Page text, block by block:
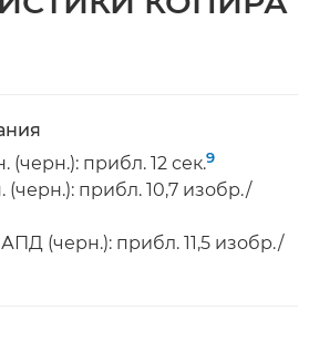
(черн.): прибл. 12 сек.9
(черн.): прибл. 10,7 изобр./
(черн.): прибл. 11,5 изобр./